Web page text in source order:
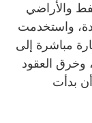
والأراضي
واستخدمت
مباشرة إلى
وخرق العقود
بدأت